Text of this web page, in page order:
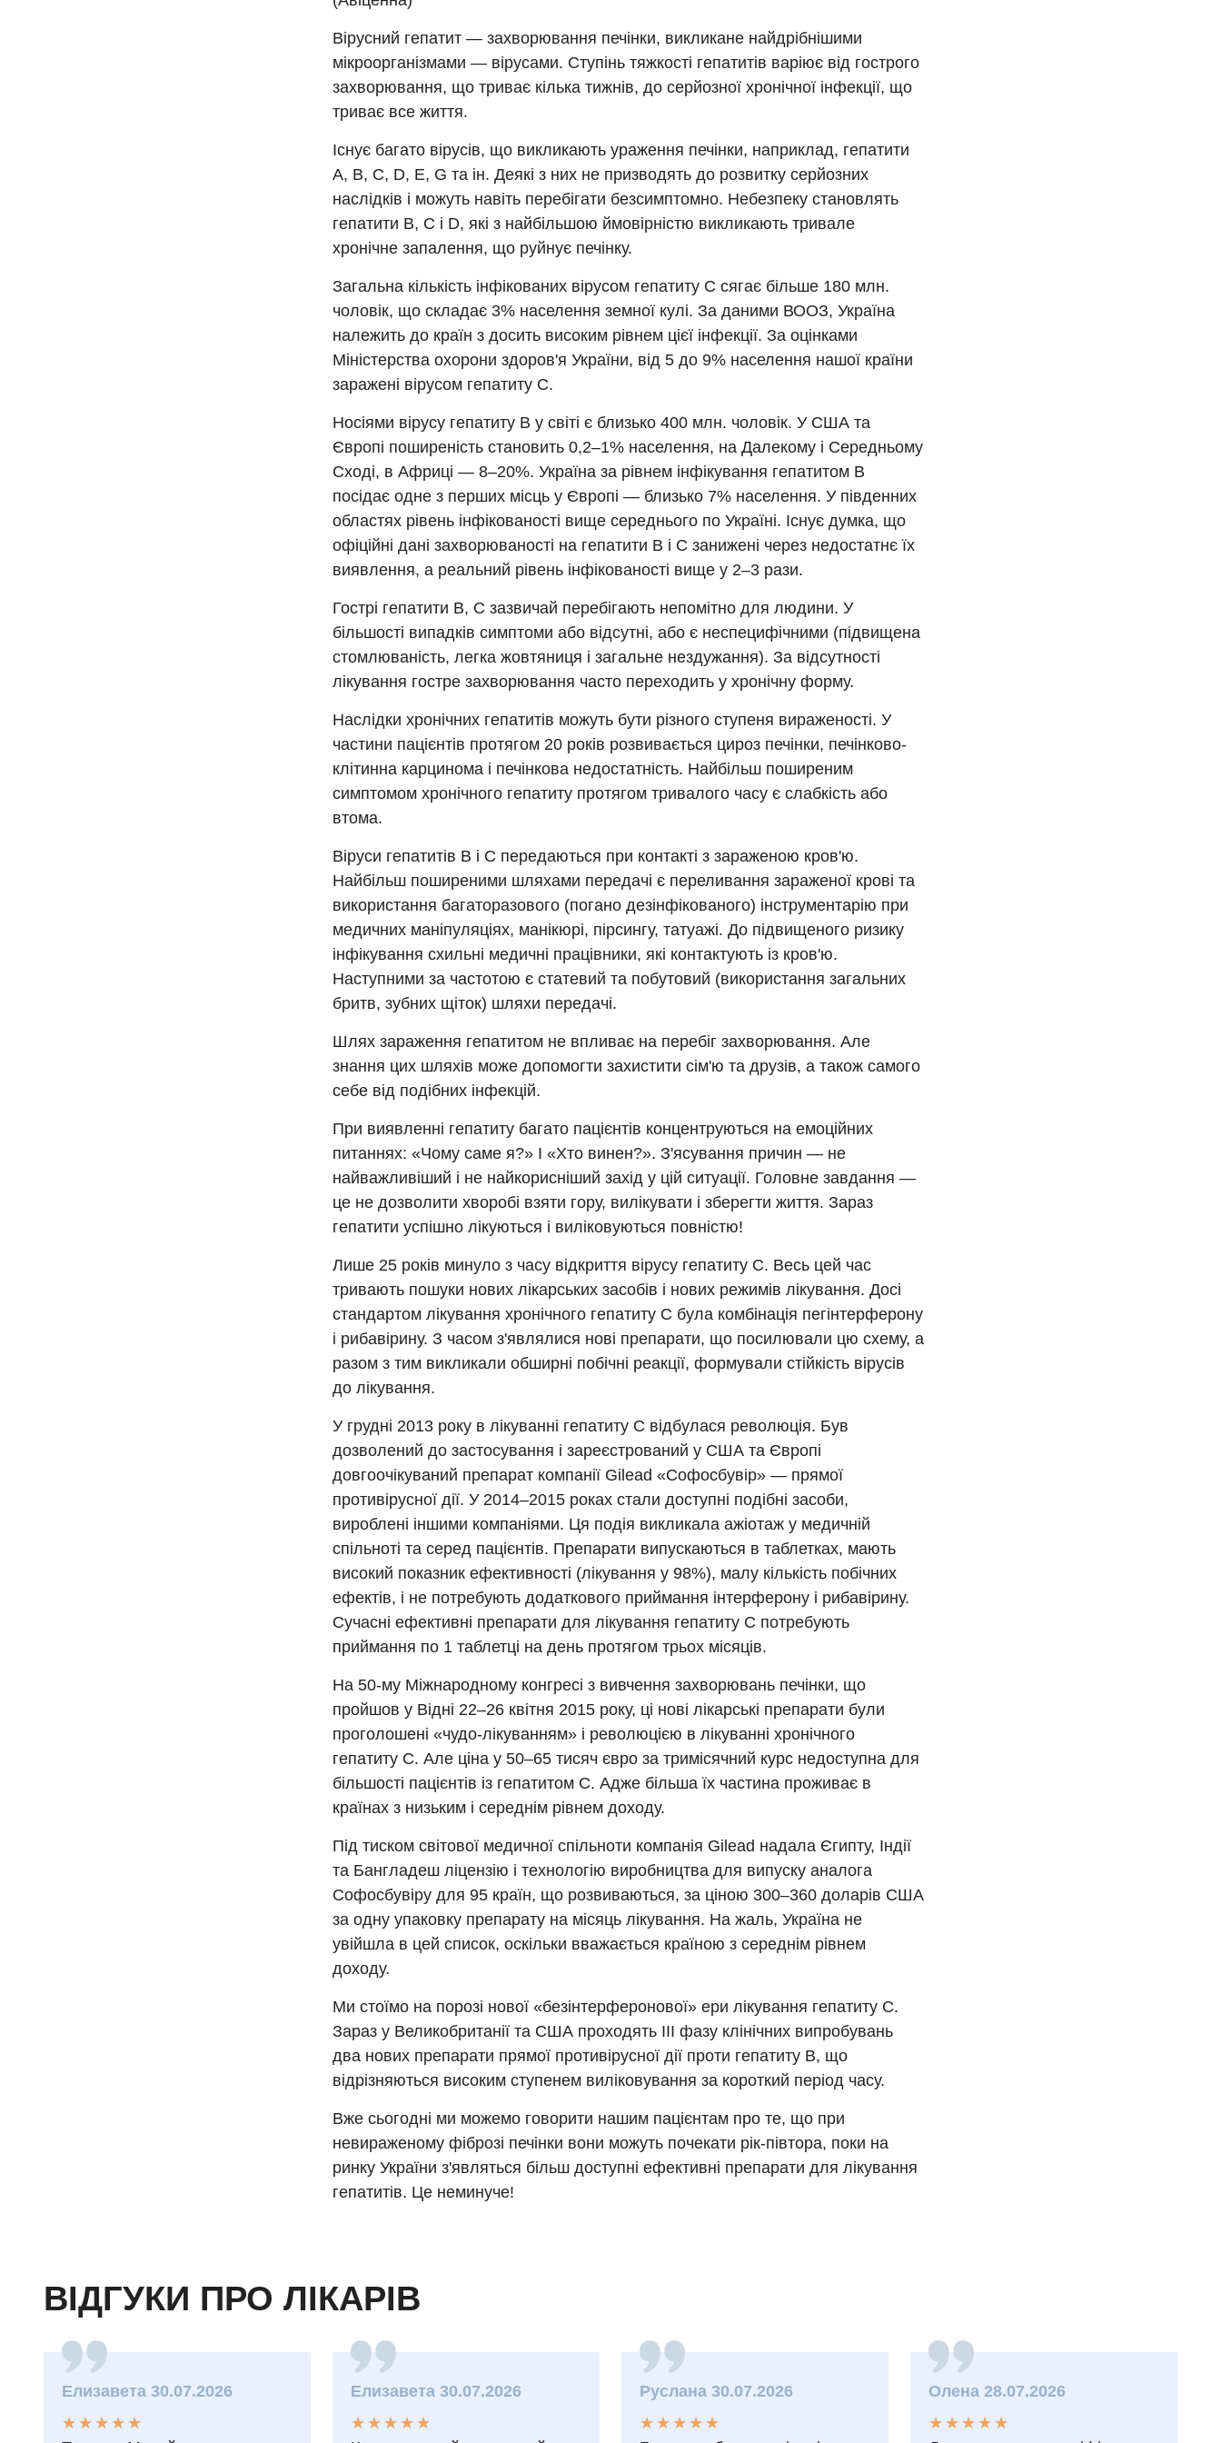
Вірусний гепатит — захворювання печінки, викликане найдрібнішими
мікроорганізмами — вірусами. Ступінь тяжкості гепатитів варіює від гострого
захворювання, що триває кілька тижнів, до серйозної хронічної інфекції, що
триває все життя.
Існує багато вірусів, що викликають ураження печінки, наприклад, гепатити
А, В, С, D, Е, G та ін. Деякі з них не призводять до розвитку серйозних
наслідків і можуть навіть перебігати безсимптомно. Небезпеку становлять
гепатити В, С і D, які з найбільшою ймовірністю викликають тривале
хронічне запалення, що руйнує печінку.
Загальна кількість інфікованих вірусом гепатиту С сягає більше 180 млн.
чоловік, що складає 3% населення земної кулі. За даними ВООЗ, Україна
належить до країн з досить високим рівнем цієї інфекції. За оцінками
Міністерства охорони здоров'я України, від 5 до 9% населення нашої країни
заражені вірусом гепатиту С.
Носіями вірусу гепатиту В у світі є близько 400 млн. чоловік. У США та
Європі поширеність становить 0,2–1% населення, на Далекому і Середньому
Сході, в Африці — 8–20%. Україна за рівнем інфікування гепатитом В
посідає одне з перших місць у Європі — близько 7% населення. У південних
областях рівень інфікованості вище середнього по Україні. Існує думка, що
офіційні дані захворюваності на гепатити В і С занижені через недостатнє їх
виявлення, а реальний рівень інфікованості вище у 2–3 рази.
Гострі гепатити В, С зазвичай перебігають непомітно для людини. У
більшості випадків симптоми або відсутні, або є неспецифічними (підвищена
стомлюваність, легка жовтяниця і загальне нездужання). За відсутності
лікування гостре захворювання часто переходить у хронічну форму.
Наслідки хронічних гепатитів можуть бути різного ступеня вираженості. У
частини пацієнтів протягом 20 років розвивається цироз печінки, печінково-
клітинна карцинома і печінкова недостатність. Найбільш поширеним
симптомом хронічного гепатиту протягом тривалого часу є слабкість або
втома.
Віруси гепатитів В і С передаються при контакті з зараженою кров'ю.
Найбільш поширеними шляхами передачі є переливання зараженої крові та
використання багаторазового (погано дезінфікованого) інструментарію при
медичних маніпуляціях, манікюрі, пірсингу, татуажі. До підвищеного ризику
інфікування схильні медичні працівники, які контактують із кров'ю.
Наступними за частотою є статевий та побутовий (використання загальних
бритв, зубних щіток) шляхи передачі.
Шлях зараження гепатитом не впливає на перебіг захворювання. Але
знання цих шляхів може допомогти захистити сім'ю та друзів, а також самого
себе від подібних інфекцій.
При виявленні гепатиту багато пацієнтів концентруються на емоційних
питаннях: «Чому саме я?» І «Хто винен?». З'ясування причин — не
найважливіший і не найкорисніший захід у цій ситуації. Головне завдання —
це не дозволити хворобі взяти гору, вилікувати і зберегти життя. Зараз
гепатити успішно лікуються і виліковуються повністю!
Лише 25 років минуло з часу відкриття вірусу гепатиту С. Весь цей час
тривають пошуки нових лікарських засобів і нових режимів лікування. Досі
стандартом лікування хронічного гепатиту С була комбінація пегінтерферону
і рибавірину. З часом з'являлися нові препарати, що посилювали цю схему, а
разом з тим викликали обширні побічні реакції, формували стійкість вірусів
до лікування.
У грудні 2013 року в лікуванні гепатиту С відбулася революція. Був
дозволений до застосування і зареєстрований у США та Європі
довгоочікуваний препарат компанії Gilead «Софосбувір» — прямої
противірусної дії. У 2014–2015 роках стали доступні подібні засоби,
вироблені іншими компаніями. Ця подія викликала ажіотаж у медичній
спільноті та серед пацієнтів. Препарати випускаються в таблетках, мають
високий показник ефективності (лікування у 98%), малу кількість побічних
ефектів, і не потребують додаткового приймання інтерферону і рибавірину.
Сучасні ефективні препарати для лікування гепатиту С потребують
приймання по 1 таблетці на день протягом трьох місяців.
На 50-му Міжнародному конгресі з вивчення захворювань печінки, що
пройшов у Відні 22–26 квітня 2015 року, ці нові лікарські препарати були
проголошені «чудо-лікуванням» і революцією в лікуванні хронічного
гепатиту С. Але ціна у 50–65 тисяч євро за тримісячний курс недоступна для
більшості пацієнтів із гепатитом С. Адже більша їх частина проживає в
країнах з низьким і середнім рівнем доходу.
Під тиском світової медичної спільноти компанія Gilead надала Єгипту, Індії
та Бангладеш ліцензію і технологію виробництва для випуску аналога
Софосбувіру для 95 країн, що розвиваються, за ціною 300–360 доларів США
за одну упаковку препарату на місяць лікування. На жаль, Україна не
увійшла в цей список, оскільки вважається країною з середнім рівнем
доходу.
Ми стоїмо на порозі нової «безінтерферонової» ери лікування гепатиту С.
Зараз у Великобританії та США проходять III фазу клінічних випробувань
два нових препарати прямої противірусної дії проти гепатиту В, що
відрізняються високим ступенем виліковування за короткий період часу.
Вже сьогодні ми можемо говорити нашим пацієнтам про те, що при
невираженому фіброзі печінки вони можуть почекати рік-півтора, поки на
ринку України з'являться більш доступні ефективні препарати для лікування
гепатитів. Це неминуче!
ВІДГУКИ ПРО ЛІКАРІВ
Елизавета 30.07.2026
★
★
★
★
★
★ ★ ★ ★ ★
Елизавета 30.07.2026
★
★
★
★
★
★ ★ ★ ★ ★
Руслана 30.07.2026
★
★
★
★
★
★ ★ ★ ★ ★
Олена 28.07.2026
★
★
★
★
★
★ ★ ★ ★ ★